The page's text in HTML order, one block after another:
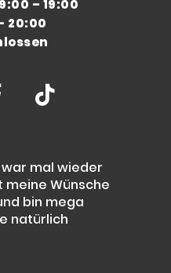
– 19:00
20:00

war mal wieder
meine Wünsche
bin mega
natürlich